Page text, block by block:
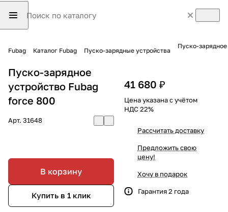
Fubag Каталог Fubag Пуско-зарядные устройства
Пуско-
Пуско-зарядное
устройство Fubag
force 800
Арт. 31648
В корзину
Купить в 1 клик
41 680 ₽
Цена указана с учётом
НДС 22%
Рассчитать доставку
Предложить свою
цену!
Хочу в подарок
Гарантия 2 года